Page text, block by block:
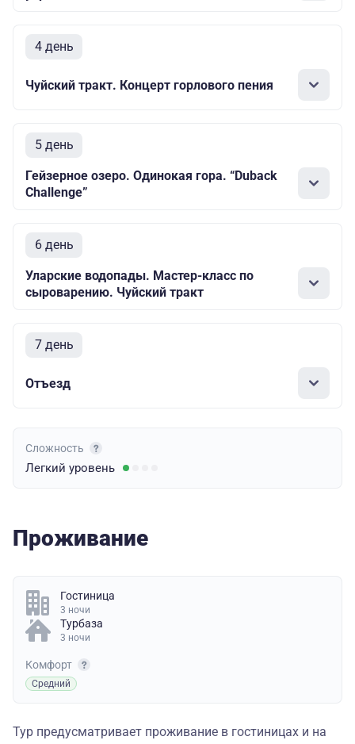
4 день
Чуйский тракт. Концерт горлового пения
5 день
Гейзерное озеро. Одинокая гора. “Duback
Challenge”
6 день
Уларские водопады. Мастер-класс по
сыроварению. Чуйский тракт
7 день
Отъезд
Сложность
Легкий уровень
Проживание
Гостиница
3 ночи
Турбаза
3 ночи
Комфорт
Средний
Тур предусматривает проживание в гостиницах и на